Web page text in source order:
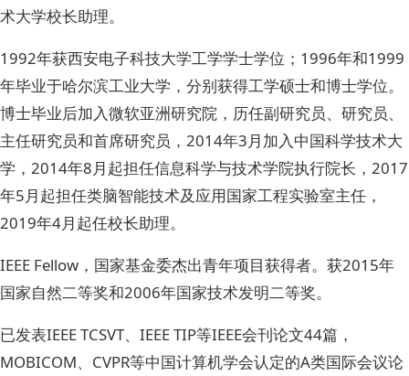
术大学校长助理。
1992年获西安电子科技大学工学学士学位；1996年和1999
年毕业于哈尔滨工业大学，分别获得工学硕士和博士学位。
博士毕业后加入微软亚洲研究院，历任副研究员、研究员、
主任研究员和首席研究员，2014年3月加入中国科学技术大
学，2014年8月起担任信息科学与技术学院执行院长，2017
年5月起担任类脑智能技术及应用国家工程实验室主任，
2019年4月起任校长助理。
IEEE Fellow，国家基金委杰出青年项目获得者。获2015年
国家自然二等奖和2006年国家技术发明二等奖。
已发表IEEE TCSVT、IEEE TIP等IEEE会刊论文44篇，
MOBICOM、CVPR等中国计算机学会认定的A类国际会议论